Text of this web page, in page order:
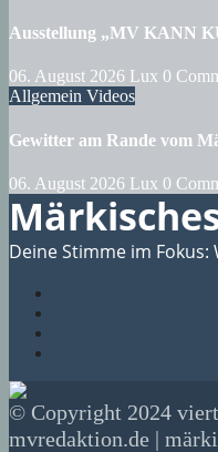
Ausstellung „MV KANN
06. August 2026 Lux 0
Allgemein Videos
Gewitter am Rande vom
06. August 2026 Lux 0
Deine Stimme im
© Copyright 2024
mvredaktion.de |